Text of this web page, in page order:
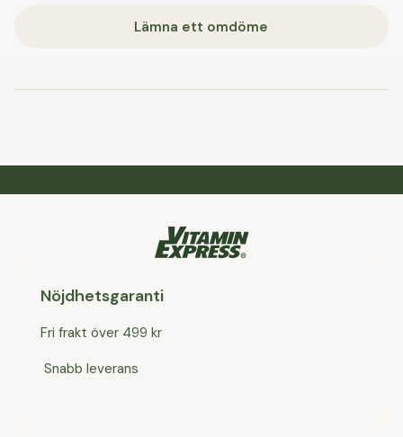
Lämna ett omdöme
Nöjdhetsgaranti
Fri frakt över 499 kr
Snabb leverans